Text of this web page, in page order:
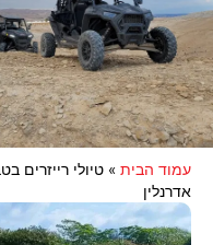
עמוד הבית » טיולי רייזרים
אדרנלין